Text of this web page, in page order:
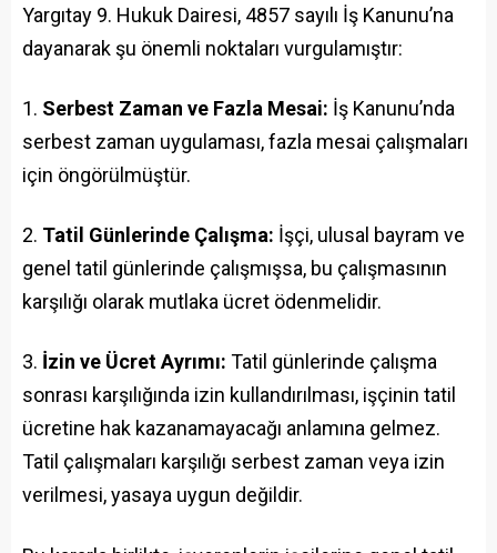
Yargıtay 9. Hukuk Dairesi, 4857 sayılı İş Kanunu’na
dayanarak şu önemli noktaları vurgulamıştır:
Serbest Zaman ve Fazla Mesai: İş Kanunu’nda
serbest zaman uygulaması, fazla mesai çalışmaları
için öngörülmüştür.
Tatil Günlerinde Çalışma: İşçi, ulusal bayram ve
genel tatil günlerinde çalışmışsa, bu çalışmasının
karşılığı olarak mutlaka ücret ödenmelidir.
İzin ve Ücret Ayrımı: Tatil günlerinde çalışma
sonrası karşılığında izin kullandırılması, işçinin tatil
ücretine hak kazanamayacağı anlamına gelmez.
Tatil çalışmaları karşılığı serbest zaman veya izin
verilmesi, yasaya uygun değildir.